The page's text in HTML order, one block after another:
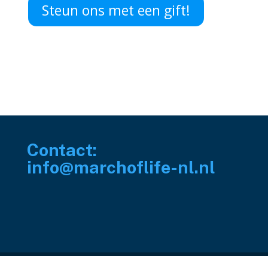
Steun ons met een gift!
Contact:
info@marchoflife-nl.nl